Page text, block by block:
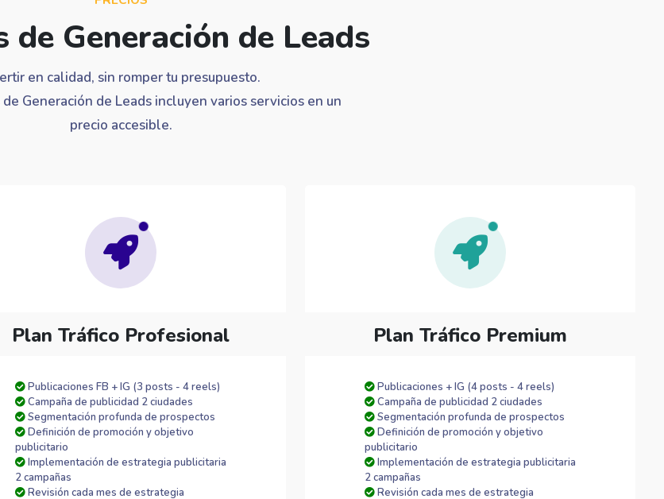
de Generación de Leads
en calidad, sin romper tu presupuesto.
Generación de Leads incluyen varios servicios en un
precio accesible.
Plan Tráfico Profesional
Publicaciones FB + IG (3 posts - 4 reels)
Campaña de publicidad 2 ciudades
Segmentación profunda de prospectos
Definición de promoción y objetivo
publicitario
Implementación de estrategia publicitaria
2 campañas
Revisión cada mes de estrategia
Plan Tráfico Premium
Publicaciones + IG (4 posts - 4 reels)
Campaña de publicidad 2 ciudades
Segmentación profunda de prospectos
Definición de promoción y objetivo
publicitario
Implementación de estrategia publicitaria
2 campañas
Revisión cada mes de estrategia